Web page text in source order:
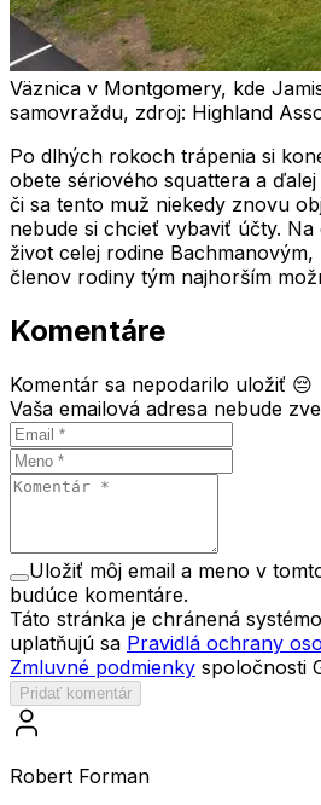
Väznica v Montgomery, kde
samovraždu, zdroj: Highland
Po dlhých rokoch trápenia si
obete sériového squattera a
či sa tento muž niekedy znovu
nebude si chcieť vybaviť účty.
život celej rodine
členov rodiny tým najhorším
Komentáre
Komentár sa nepodarilo uložiť 😔
Vaša emailová adresa nebude
Uložiť môj email a meno v
budúce komentáre.
Táto stránka je chránená
uplatňujú sa Pravidlá ochrany
Zmluvné podmienky spoločnosti
Pridať komentár
Robert Forman